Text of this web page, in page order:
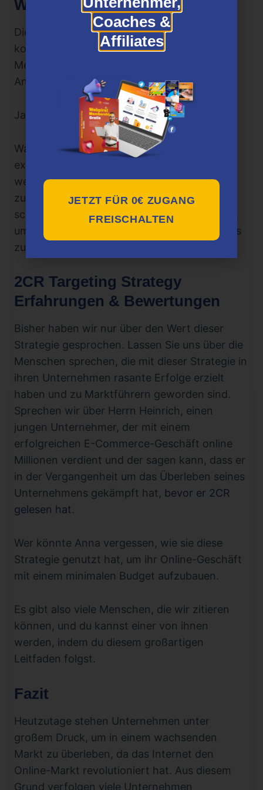
Wie viel wird es dich kosten?
Diese bemerkenswerte Strategie ist sehr
kostengünstig, bietet aber einen enormen
Mehrwert. Du kannst diese erstaunlichen
Anleitungen für nur 97 € erhalten,
Ja, du hast richtig gehört, für nur 97 €.
Warum also zögern, wenn du dein Geschäft
exponentiell ausbauen kannst, indem du so
wenig Geld investierst und so viel
zurückbekommst? Also zögere nicht … und
schau dir diese erstaunlichen Anleitungen an,
um dein Unternehmen der Konkurrenz voraus
zu machen.
2CR Targeting Strategy
Erfahrungen & Bewertungen
Bisher haben wir nur über den Wert dieser
Strategie gesprochen. Lassen Sie uns über die
Menschen sprechen, die mit dieser Strategie in
ihren Unternehmen rasante Erfolge erzielt
haben und zu Marktführern geworden sind.
Sprechen wir über Herrn Heinrich, einen
jungen Unternehmer, der mit einem
erfolgreichen E-Commerce-Geschäft online
Millionen verdient und der sagen kann, dass er
in der Vergangenheit um das Überleben seines
Unternehmens gekämpft hat, bevor er 2CR
gelesen hat.
Wer könnte Anna vergessen, wie sie diese
Strategie genutzt hat, um ihr Online-Geschäft
mit einem minimalen Budget aufzubauen.
Es gibt also viele Menschen, die wir zitieren
können, und du kannst einer von ihnen
werden, indem du diesem großartigen
Leitfaden folgst.
Fazit
Heutzutage stehen Unternehmen unter
großem Druck, um in einem wachsenden
Markt zu überleben, da das Internet den
Online-Markt revolutioniert hat. Aus diesem
Grund verfolgen viele Unternehmen
Coaches &
Affiliates
JETZT FÜR 0€ ZUGANG
FREISCHALTEN